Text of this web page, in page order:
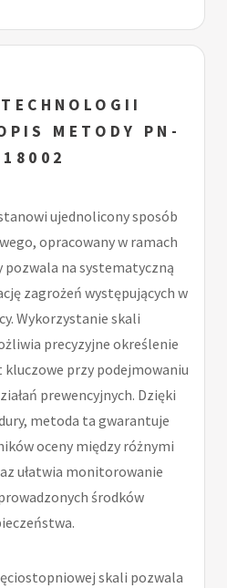
METODY PN-
ujednolicony sposób
opracowany w ramach
na systematyczną
zagrożeń występujących w
Wykorzystanie skali
precyzyjne określenie
kluczowe przy podejmowaniu
prewencyjnych. Dzięki
metoda ta gwarantuje
oceny między różnymi
ułatwia monitorowanie
środków
skali pozwala